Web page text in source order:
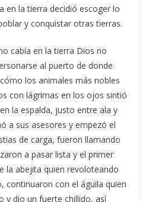
en la tierra decidió escoger lo
y conquistar otras tierras.
cabía en la tierra Dios no
al puerto de donde
los animales más nobles
con lágrimas en los ojos sintió
la espalda, justo entre ala y
a sus asesores y empezó el
de carga, fueron llamando
a pasar lista y el primer
la abejita quien revoloteando
continuaron con el águila quien
y dio un fuerte chillido, así